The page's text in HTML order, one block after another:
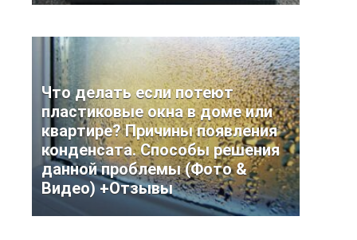
Что делать если потеют
пластиковые окна в доме или
квартире? Причины появления
конденсата. Способы решения
данной проблемы (Фото &
Видео) +Отзывы